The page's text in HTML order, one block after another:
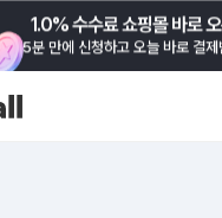
1.0% 수수료 쇼핑몰 바로
5분 만에 신청하고 오늘 바로 결제